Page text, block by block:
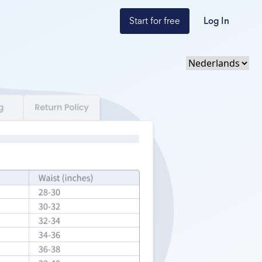
Start for free Log In